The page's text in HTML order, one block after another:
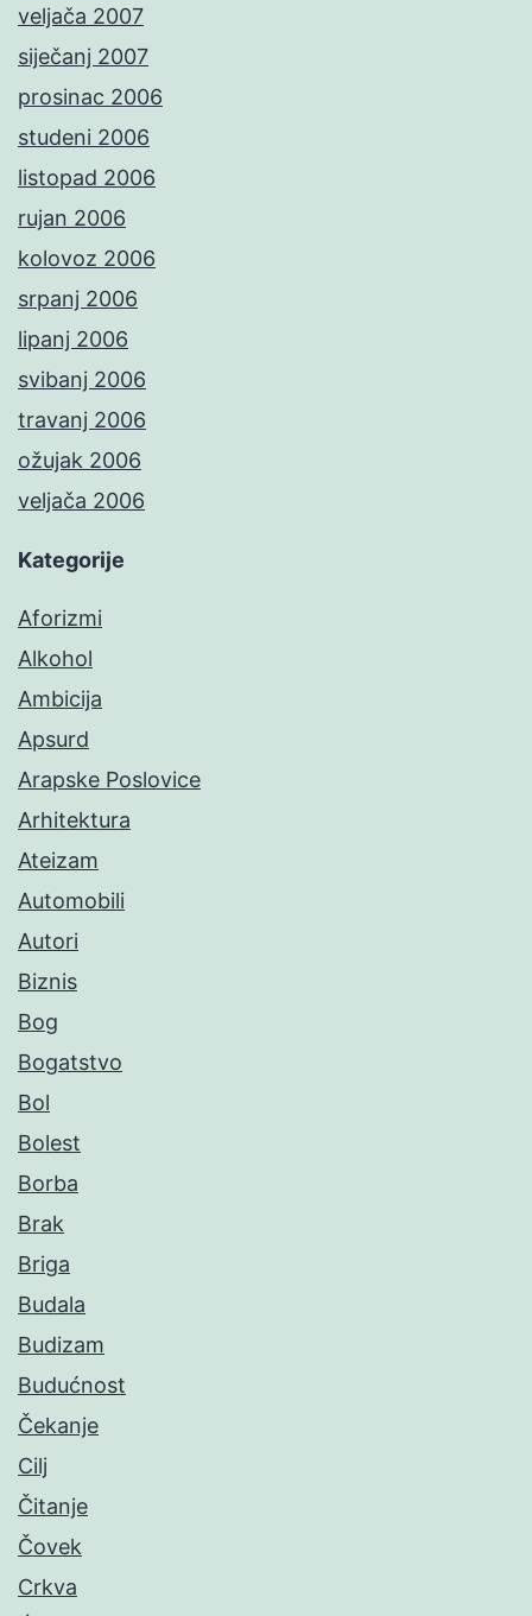
veljača 2007
siječanj 2007
prosinac 2006
studeni 2006
listopad 2006
rujan 2006
kolovoz 2006
srpanj 2006
lipanj 2006
svibanj 2006
travanj 2006
ožujak 2006
veljača 2006
Kategorije
Aforizmi
Alkohol
Ambicija
Apsurd
Arapske Poslovice
Arhitektura
Ateizam
Automobili
Autori
Biznis
Bog
Bogatstvo
Bol
Bolest
Borba
Brak
Briga
Budala
Budizam
Budućnost
Čekanje
Cilj
Čitanje
Čovek
Crkva